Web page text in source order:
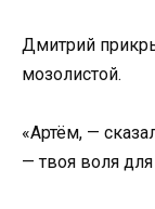
Дмитрий
мозолистой.
«Артём, —
— твоя воля для